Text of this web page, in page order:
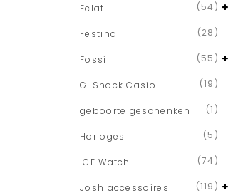
Eclat (54)
Festina (28)
Fossil (55)
G-Shock Casio (19)
geboorte geschenken (1)
Horloges (5)
ICE Watch (74)
Josh accessoires (119)